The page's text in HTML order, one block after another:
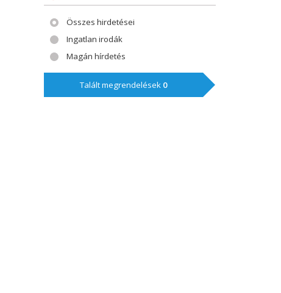
Összes hirdetései
Ingatlan irodák
Magán hírdetés
Talált megrendelések 0